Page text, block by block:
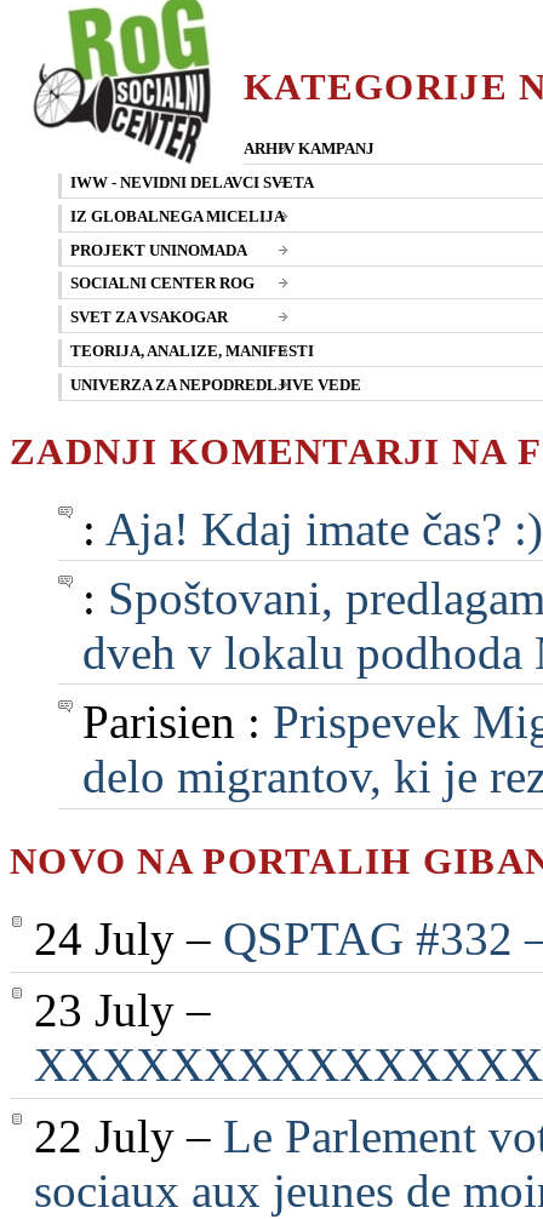
KATEGORIJE
ARHIV KAMPANJ
IWW - NEVIDNI DELAVCI SVETA
IZ GLOBALNEGA MICELIJA
PROJEKT UNINOMADA
SOCIALNI CENTER ROG
SVET ZA VSAKOGAR
TEORIJA, ANALIZE, MANIFESTI
UNIVERZA ZA NEPODREDLJIVE VEDE
ZADNJI KOMENTARJI NA
: Aja! Kdaj imate čas?
: Spoštovani,
dveh v lokalu
Parisien : Prispevek
delo migrantov, ki je
NOVO NA PORTALIH
24 July – QSPTAG
23 July –
22 July – Le Parlement
sociaux aux jeunes de